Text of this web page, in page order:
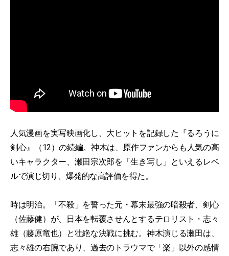
人気漫画を実写映画化し、大ヒットを記録した『るろうに
剣心』（12）の続編。神木は、原作ファンからも人気の高
いキャラクター、瀬田宗次郎を「生き写し」といえるレベ
ルで演じ切り、爆発的な高評価を得た。
時は明治。「不殺」を誓った元・幕末最強の暗殺者、剣心
（佐藤健）が、日本を転覆させんとするテロリスト・志々
雄（藤原竜也）と壮絶な決戦に挑む。神木演じる瀬田は、
志々雄の右腕であり、過去のトラウマで「楽」以外の感情